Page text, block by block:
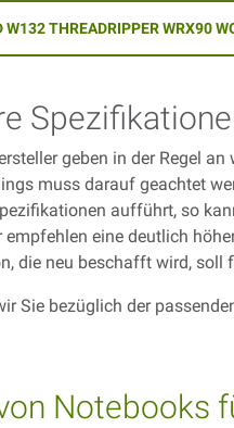
W132 THREADRIPPER WRX90
geben in der Regel
muss darauf geachtet
aufführt, so
eine deutlich
die neu beschafft wird,
Sie bezüglich der
Notebooks